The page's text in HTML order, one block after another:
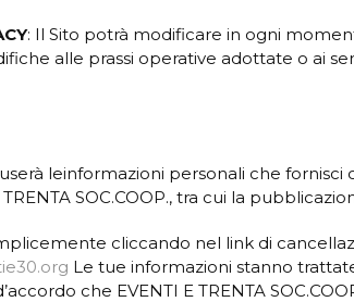
: Il Sito potrà modificare in ogni
alle prassi operative adottate o ai
leinformazioni personali che
SOC.COOP., tra cui la
cliccando nel link di
Le tue informazioni stanno
che EVENTI E TRENTA